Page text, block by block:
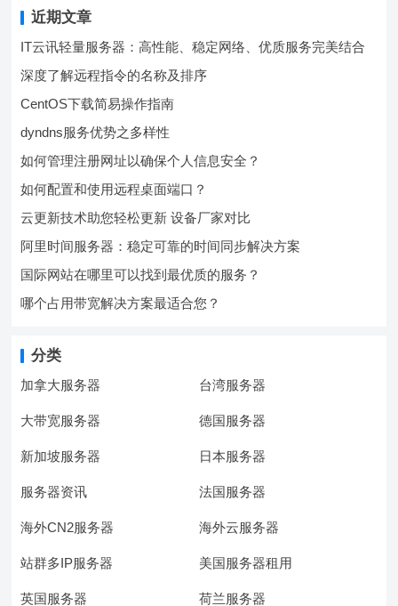
近期文章
IT云讯轻量服务器：高性能、稳定网络、优质服务完美结合
深度了解远程指令的名称及排序
CentOS下载简易操作指南
dyndns服务优势之多样性
如何管理注册网址以确保个人信息安全？
如何配置和使用远程桌面端口？
云更新技术助您轻松更新 设备厂家对比
阿里时间服务器：稳定可靠的时间同步解决方案
国际网站在哪里可以找到最优质的服务？
哪个占用带宽解决方案最适合您？
分类
加拿大服务器 台湾服务器
大带宽服务器 德国服务器
新加坡服务器 日本服务器
服务器资讯 法国服务器
海外CN2服务器 海外云服务器
站群多IP服务器 美国服务器租用
英国服务器 荷兰服务器